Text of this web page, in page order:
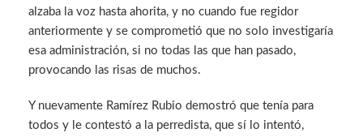
alzaba la voz hasta ahorita, y no cuando fue regidor
anteriormente y se comprometió que no solo investigaría
esa administración, si no todas las que han pasado,
provocando las risas de muchos.
Y nuevamente Ramírez Rubio demostró que tenía para
todos y le contestó a la perredista, que sí lo intentó,